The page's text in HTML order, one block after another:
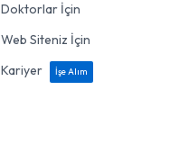
Doktorlar İçin
Web Siteniz İçin
Kariyer
İşe Alım